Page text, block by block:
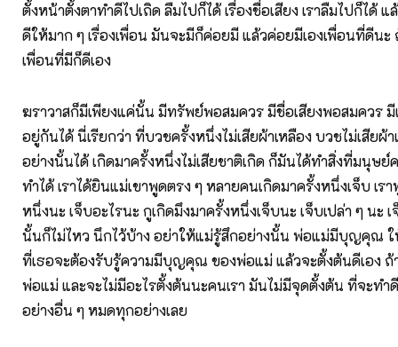
ตั้งหน้าตั้งตาทำดีไปเถิด ลืมไปก็ได้ เรื่องชื่อเสียง เราลืมไปก็ได้
ดีให้มาก ๆ เรื่องเพื่อน มันจะมีก็ค่อยมี แล้วค่อยมีเองเพื่อนที่ดีนะ
เพื่อนที่มีก็ดีเอง
ฆราวาสก็มีเพียงแค่นั้น มีทรัพย์พอสมควร มีชื่อเสียงพอสมควร
อยู่กันได้ นี่เรียกว่า ที่บวชครั้งหนึ่งไม่เสียผ้าเหลือง บวชไม่เสียผ้
อย่างนั้นได้ เกิดมาครั้งหนึ่งไม่เสียชาติเกิด ก็มันได้ทำสิ่งที่มนุษย์
ทำได้ เราได้ยินแม่เขาพูดตรง ๆ หลายคนเกิดมาครั้งหนึ่งเจ็บ เร
หนึ่งนะ เจ็บอะไรนะ กูเกิดมึงมาครั้งหนึ่งเจ็บนะ เจ็บเปล่า ๆ นะ
นั้นก็ไม่ไหว นึกไว้บ้าง อย่าให้แม่รู้สึกอย่างนั้น พ่อแม่มีบุญคุณ
ที่เธอจะต้องรับรู้ความมีบุญคุณ ของพ่อแม่ แล้วจะตั้งต้นดีเอง
พ่อแม่ และจะไม่มีอะไรตั้งต้นนะคนเรา มันไม่มีจุดตั้งต้น ที่จะทำ
อย่างอื่น ๆ หมดทุกอย่างเลย